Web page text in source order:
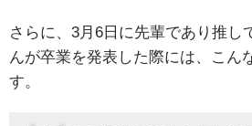
さらに、3月6日に先輩であり推し
んが卒業を発表した際には、こん
す。